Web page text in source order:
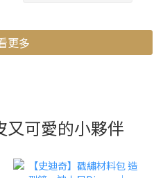
更多
又可愛的小夥伴